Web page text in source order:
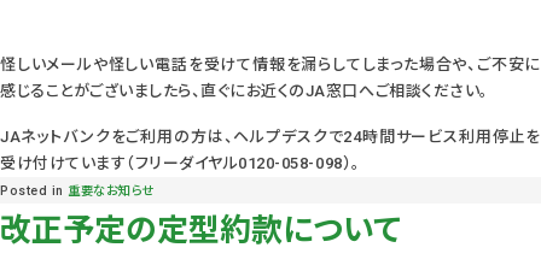
怪しいメールや怪しい電話を受けて情報を漏らしてしまった場合や、ご不安に
感じることがございましたら、直ぐにお近くのJA窓口へご相談ください。
JAネットバンクをご利用の方は、ヘルプデスクで24時間サービス利用停止を
受け付けています（フリーダイヤル0120-058-098）。
Posted in 重要なお知らせ
改正予定の定型約款について